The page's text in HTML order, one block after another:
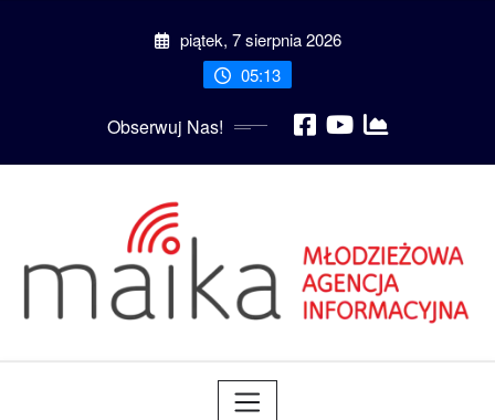
piątek, 7 sierpnia 2026
05:13
Obserwuj Nas!